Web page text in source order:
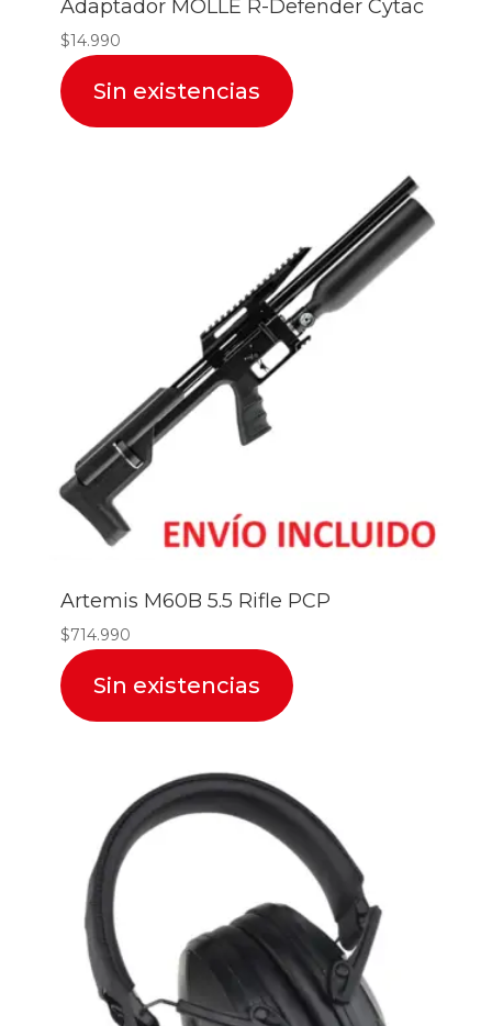
Adaptador MOLLE R-Defender Cytac
$14.990
Sin existencias
Artemis M60B 5.5 Rifle PCP
$714.990
Sin existencias